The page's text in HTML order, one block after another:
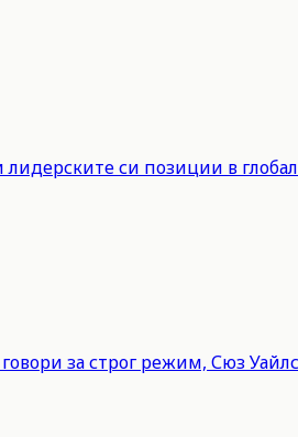
си позиции в
за строг режим, Сюз